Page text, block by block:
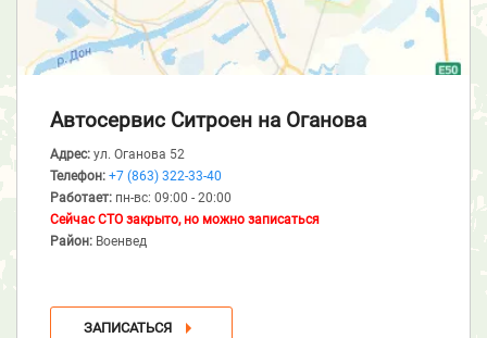
Автосервис Ситроен на Оганова
Адрес: ул. Оганова 52
Телефон: +7 (863) 322-33-40
Работает: пн-вс: 09:00 - 20:00
Сейчас СТО закрыто, но можно записаться
Район: Военвед
ЗАПИСАТЬСЯ